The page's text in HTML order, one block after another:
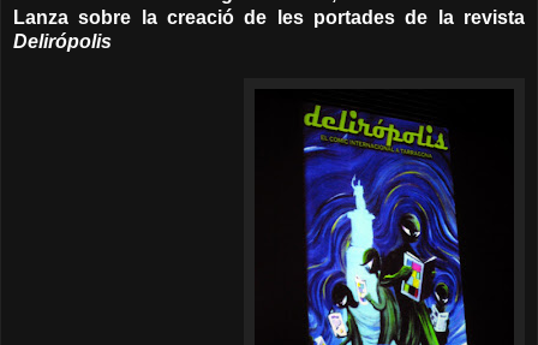
Lanza sobre la creació de les portades de la revista
Delirópolis